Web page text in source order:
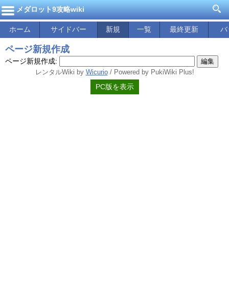
メダロット9攻略wiki
ホーム サイドバー 新規 一覧 最終更新 バ
ページ新規作成
ページ新規作成:
レンタルWiki by Wicurio/ Powered by PukiWiki Plus!
PC版を表示